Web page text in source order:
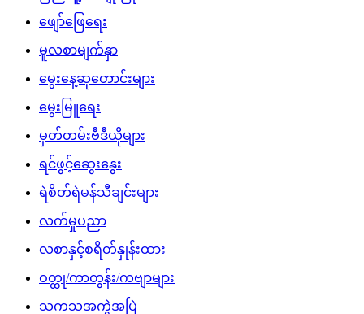
ဖျော်ဖြေရေး
မူလစာမျက်နှာ
မွေးနေ့ဆုတောင်းများ
မွေးမြူရေး
မှတ်တမ်းဗီဒီယိုများ
ရင်ဖွင့်ဆွေးနွေး
ရဲစိတ်ရဲမန်သီချင်းများ
လက်မှုပညာ
လစာနှင့်စရိတ်နှုန်းထား
ဝတ္ထု/ကာတွန်း/ကဗျာများ
သကသအကွဲအပြဲ